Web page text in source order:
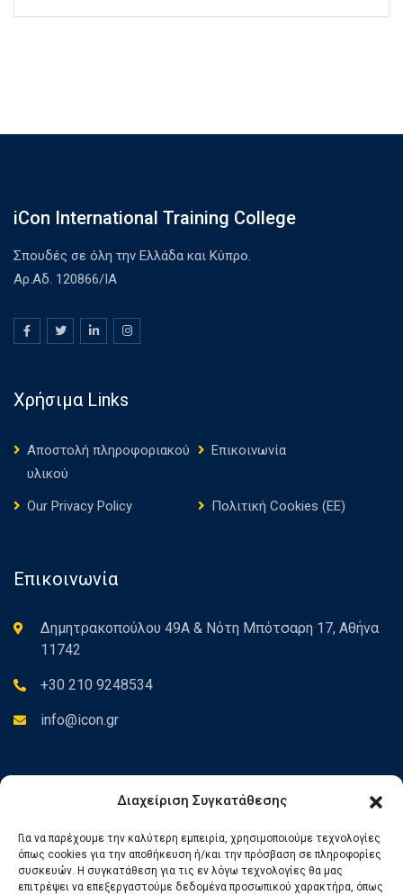
Διαχείριση Συγκατάθεσης
Για να παρέχουμε την καλύτερη εμπειρία, χρησιμοποιούμε τεχνολογίες
όπως cookies για την αποθήκευση ή/και την πρόσβαση σε πληροφορίες
συσκευών. Η συγκατάθεση για τις εν λόγω τεχνολογίες θα μας
επιτρέψει να επεξεργαστούμε δεδομένα προσωπικού χαρακτήρα, όπως
iCon International Training College
Σπουδές σε όλη την Ελλάδα και Κύπρο.
Αρ.Αδ. 120866/ΙΑ
Χρήσιμα Links
Αποστολή πληροφοριακού
υλικού
Επικοινωνία
Our Privacy Policy Πολιτική Cookies (ΕΕ)
Επικοινωνία
Δημητρακοπούλου 49Α & Νότη Μπότσαρη 17, Αθήνα
11742
+30 210 9248534
info@icon.gr
Εγγραφείτε στο Newsletter για να ενημερώνεστε για τα νέα
μας.